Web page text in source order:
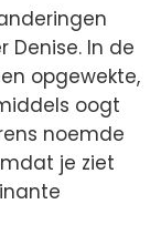
Denise. In de
opgewekte,
oogt
noemde
je ziet